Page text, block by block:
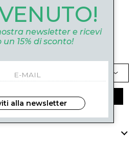
EUR 86.00
UNA TAGLIA
AL CARRELLO
newsletter e ricevi
15% di sconto!
alla newsletter